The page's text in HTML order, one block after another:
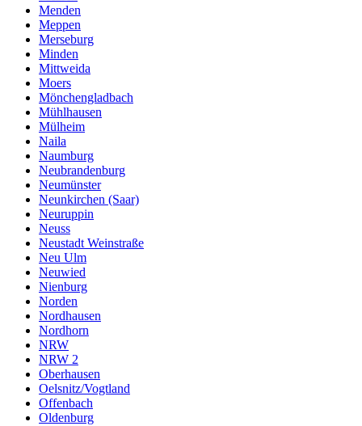
Menden
Meppen
Merseburg
Minden
Mittweida
Moers
Mönchengladbach
Mühlhausen
Mülheim
Naila
Naumburg
Neubrandenburg
Neumünster
Neunkirchen (Saar)
Neuruppin
Neuss
Neustadt Weinstraße
Neu Ulm
Neuwied
Nienburg
Norden
Nordhausen
Nordhorn
NRW
NRW 2
Oberhausen
Oelsnitz/Vogtland
Offenbach
Oldenburg